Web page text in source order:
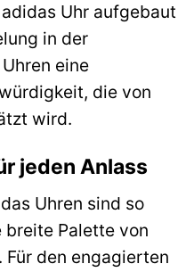
Uhr aufgebaut
in der
eine
die von
wird.
jeden Anlass
Uhren sind so
breite Palette von
den engagierten